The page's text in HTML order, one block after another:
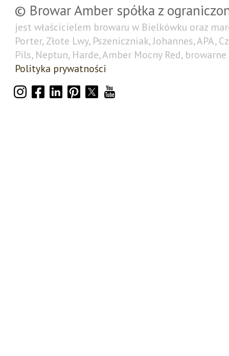
© Browar Amber spółka z
jest właścicielem browaru w Bielkówku oraz
Porter, Złote Lwy, Pszeniczniak, Johannes, APA,
Pils, Neptun, Harde, Amber Mocny Red,
Polityka prywatności